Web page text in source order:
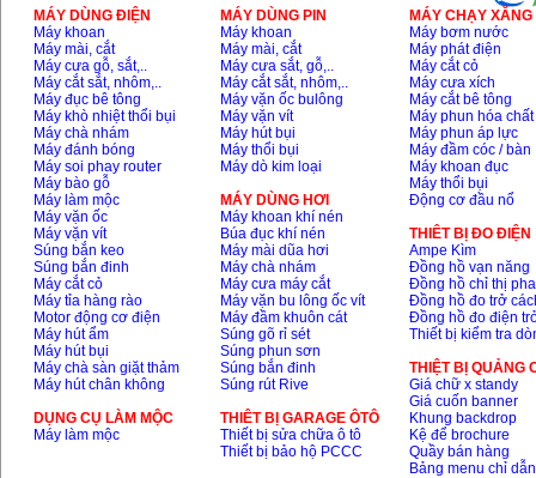
Hero AFT 300 AC/DC
Price :50500000
May han que dien tu
KenMax ARC 315
Price:3550000VND
May han bam Hong
ky HB4KB (4KVA)
Price
Day cap han Samwon
Korea
Price
105000
Jasic ZX7 200E
Price: 2800000
MÁY DÙNG ĐIỆN
Máy khoan
Máy mài, cắt
Máy cưa gỗ, sắt,..
Máy cắt sắt, nhôm,..
Máy đục bê tông
Máy khò nhiệt thổi bụi
Máy chà nhám
Máy đánh bóng
Máy soi phay router
Máy bào gỗ
Máy làm mộc
Máy vặn ốc
Máy vặn vít
Súng bắn keo
Súng bắn đinh
Máy cắt cỏ
Máy tỉa hàng rào
Motor động cơ điện
Máy hút ẩm
Máy hút bụi
Máy chà sàn giặt thảm
Máy hút chân không
DỤNG CỤ LÀM MỘC
Máy làm mộc
MÁY DÙNG PIN
Máy khoan
Máy mài, cắt
Máy cưa sắt, gỗ,..
Máy cắt sắt, nhôm,..
Máy vặn ốc bulông
Máy vặn vít
Máy hút bụi
Máy thổi bụi
Máy dò kim loại
MÁY DÙNG HƠI
Máy khoan khí nén
Búa đục khí nén
Máy mài dũa hơi
Máy chà nhám
Máy cưa máy cắt
Máy vặn bu lông ốc vít
Máy đầm khuôn cát
Súng gõ rỉ sét
Súng phun sơn
Súng bắn đinh
Súng rút Rive
THIÊT BỊ GARAGE ÔTÔ
Thiết bị sửa chữa ô tô
Thiết bị bảo hộ PCCC
MÁY CHẠY
Máy bơm nước
Máy phát điện
Máy cắt cỏ
Máy cưa xích
Máy cắt bê tông
Máy phun hóa chất
Máy phun áp lực
Máy đầm cóc / bàn
Máy khoan đục
Máy thổi bụi
Động cơ đầu nổ
THIÊT BỊ ĐO ĐIỆN
Ampe Kìm
Đồng hồ vạn năng
Đồng hồ chỉ thị pha
Đồng hồ đo trở
Đồng hồ đo điện
Thiết bị kiểm tra
THIỆT BỊ QUẢNG
Giá chữ x standy
Giá cuốn banner
Khung backdrop
Kệ để brochure
Quầy bán hàng
Bảng menu chỉ dẫn